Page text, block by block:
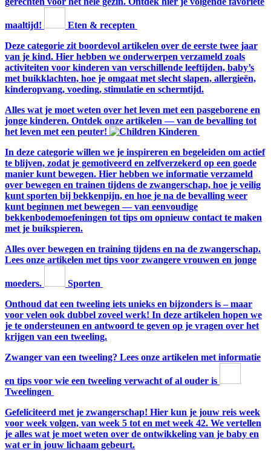
maaltijd!
Eten & recepten
Deze categorie zit boordevol artikelen over de eerste twee jaar
van je kind. Hier hebben we onderwerpen verzameld zoals
activiteiten voor kinderen van verschillende leeftijden, baby’s
met buikklachten, hoe je omgaat met slecht slapen, allergieën,
kinderopvang, voeding, stimulatie en schermtijd.
Alles wat je moet weten over het leven met een pasgeborene en
jonge kinderen. Ontdek onze artikelen — van de bevalling tot
het leven met een peuter!
Kinderen
In deze categorie willen we je inspireren en begeleiden om actief
te blijven, zodat je gemotiveerd en zelfverzekerd op een goede
manier kunt bewegen. Hier hebben we informatie verzameld
over bewegen en trainen tijdens de zwangerschap, hoe je veilig
kunt sporten bij bekkenpijn, en hoe je na de bevalling weer
kunt beginnen met bewegen — van eenvoudige
bekkenbodemoefeningen tot tips om opnieuw contact te maken
met je buikspieren.
Alles over bewegen en training tijdens en na de zwangerschap.
Lees onze artikelen met tips voor zwangere vrouwen en jonge
moeders.
Sporten
Onthoud dat een tweeling iets unieks en bijzonders is – maar
voor velen ook dubbel zoveel werk! In deze artikelen hopen we
je te ondersteunen en antwoord te geven op je vragen over het
krijgen van een tweeling.
Zwanger van een tweeling? Lees onze artikelen met informatie
en tips voor wie een tweeling verwacht of al ouder is
Tweelingen
Gefeliciteerd met je zwangerschap! Hier kun je jouw reis week
voor week volgen, van week 5 tot en met week 42. We vertellen
je alles wat je moet weten over de ontwikkeling van je baby en
wat er in jouw lichaam gebeurt.